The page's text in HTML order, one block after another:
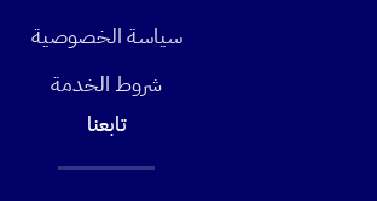
سياسة الخصوصية
شروط الخدمة
تابعنا